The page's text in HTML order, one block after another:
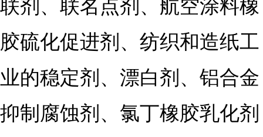
联剂、联名点剂、航空涂料橡
胶硫化促进剂、纺织和造纸工
业的稳定剂、 漂白剂、 铝合金
抑制腐蚀剂、 氯丁橡胶乳化剂